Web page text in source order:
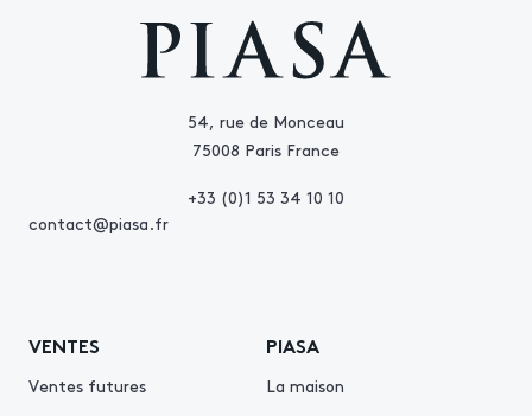
54, rue de Monceau
75008 Paris France
+33 (0)1 53 34 10 10
contact@piasa.fr
VENTES
Ventes futures
PIASA
La maison